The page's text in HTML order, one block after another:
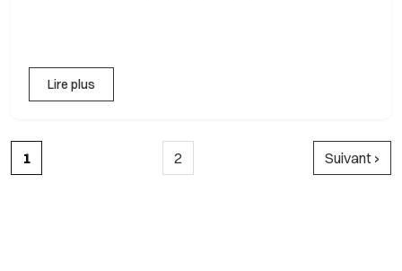
Lire plus
Page courante
1 Page
2 Page
Suivant ›